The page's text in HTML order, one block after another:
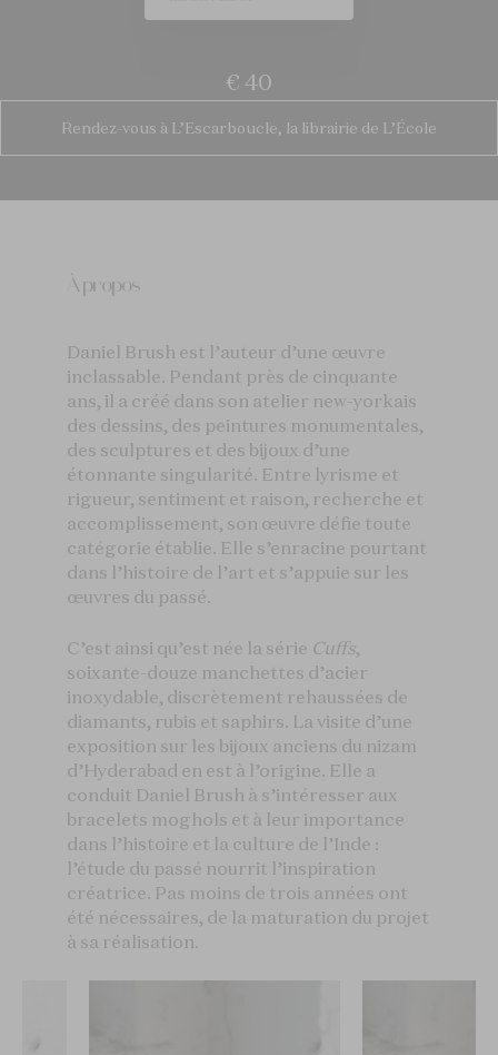
€ 40
Rendez-vous à L’Escarboucle, la librairie de L’École
À propos
Daniel Brush est l’auteur d’une œuvre
inclassable. Pendant près de cinquante
ans, il a créé dans son atelier new-yorkais
des dessins, des peintures monumentales,
des sculptures et des bijoux d’une
étonnante singularité. Entre lyrisme et
rigueur, sentiment et raison, recherche et
accomplissement, son œuvre défie toute
catégorie établie. Elle s’enracine pourtant
dans l’histoire de l’art et s’appuie sur les
œuvres du passé.
C’est ainsi qu’est née la série Cuffs,
soixante-douze manchettes d’acier
inoxydable, discrètement rehaussées de
diamants, rubis et saphirs. La visite d’une
exposition sur les bijoux anciens du nizam
d’Hyderabad en est à l’origine. Elle a
conduit Daniel Brush à s’intéresser aux
bracelets moghols et à leur importance
dans l’histoire et la culture de l’Inde :
l’étude du passé nourrit l’inspiration
créatrice. Pas moins de trois années ont
été nécessaires, de la maturation du projet
à sa réalisation.